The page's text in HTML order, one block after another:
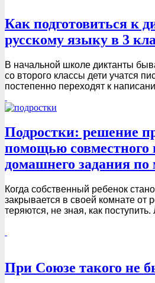
Как подготовиться к
русскому языку в 3
В начальной школе диктанты
со второго классы дети учатся
постепенно переходят к
Подростки: решение
помощью
домашнего задания по
Когда собственный ребенок
закрывается в своей комнате от
теряются, не зная, как
При Союзе такого не